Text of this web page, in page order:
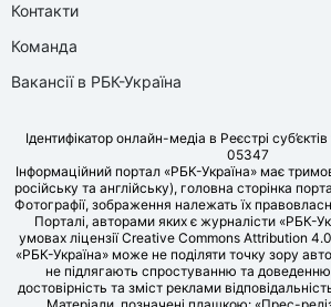
Контакти
Команда
Вакансії в РБК-Україна
Ідентифікатор онлайн-медіа в Реєстрі
05347
Інформаційний портал «РБК-Україна» має
російську та англійську), головна сторінка
Фотографії, зображення належать їх
Порталі, авторами яких є журналісти «РБК-
умовах ліцензії Creative Commons Attribution
«РБК-Україна» може не поділяти точку зору
не підлягають спростуванню та доведенню
достовірність та зміст реклами